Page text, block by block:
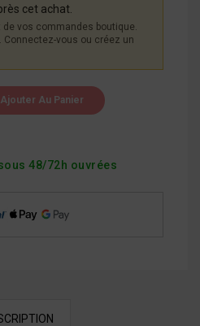
cet achat.
de vos commandes boutique.
Connectez-vous ou créez un
Ajouter Au Panier
48/72h ouvrées